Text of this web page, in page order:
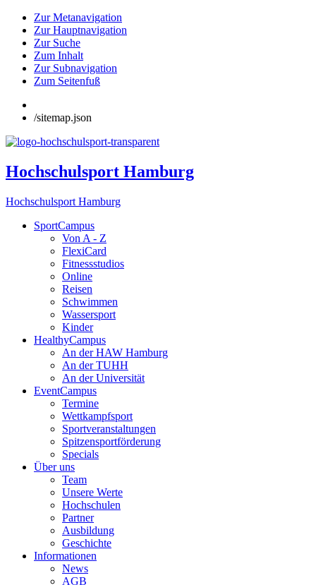
Zur Metanavigation
Zur Hauptnavigation
Zur Suche
Zum Inhalt
Zur Subnavigation
Zum Seitenfuß
/sitemap.json
Hochschulsport Hamburg
Hochschulsport Hamburg
SportCampus
Von A - Z
FlexiCard
Fitnessstudios
Online
Reisen
Schwimmen
Wassersport
Kinder
HealthyCampus
An der HAW Hamburg
An der TUHH
An der Universität
EventCampus
Termine
Wettkampfsport
Sportveranstaltungen
Spitzensportförderung
Specials
Über uns
Team
Unsere Werte
Hochschulen
Partner
Ausbildung
Geschichte
Informationen
News
AGB